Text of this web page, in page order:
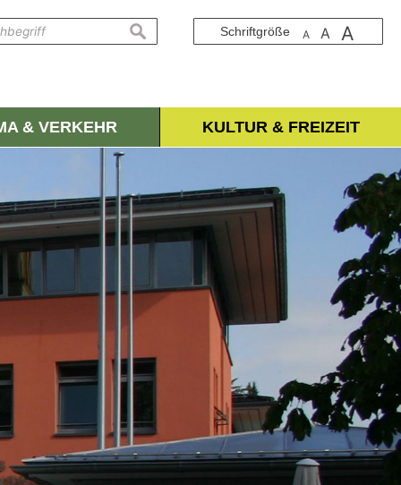
Schriftgröße A A A
suchen
& VERKEHR KULTUR & FREIZEIT